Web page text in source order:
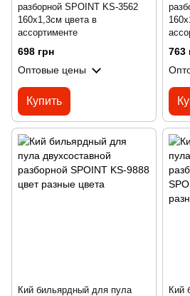
разборной SPOINT KS-3562
160x1,3см цвета в
ассортименте
698 грн
Оптовые цены
Купить
763
Кий бильярдный для пула
Кий